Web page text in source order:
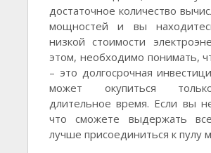
достаточное количество
мощностей и вы
низкой стоимости
этом, необходимо понимать,
– это долгосрочная
может окупиться
длительное время. Если вы
что сможете выдержать
лучше присоединиться к пулу